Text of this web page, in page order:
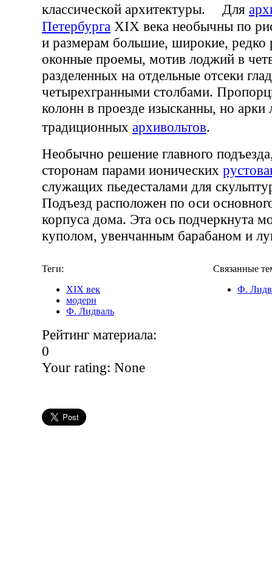
классической архитектуры. Для
Петербурга XIX века необычны по
и размерам большие, широкие, редко
оконные проемы, мотив лоджий в
разделенных на отдельные отсеки
четырехгранными столбами.
колонн в проезде изысканны, но
традиционных архивольтов.
Необычно решение главного
сторонам парами ионических
служащих пьедесталами для
Подъезд расположен по оси
корпуса дома. Эта ось подчеркнута
куполом, увенчанным барабаном и
Теги:
XIX век
модерн
Ф. Лидваль
Связанные
Ф.
Рейтинг материала:
0
Your rating: None